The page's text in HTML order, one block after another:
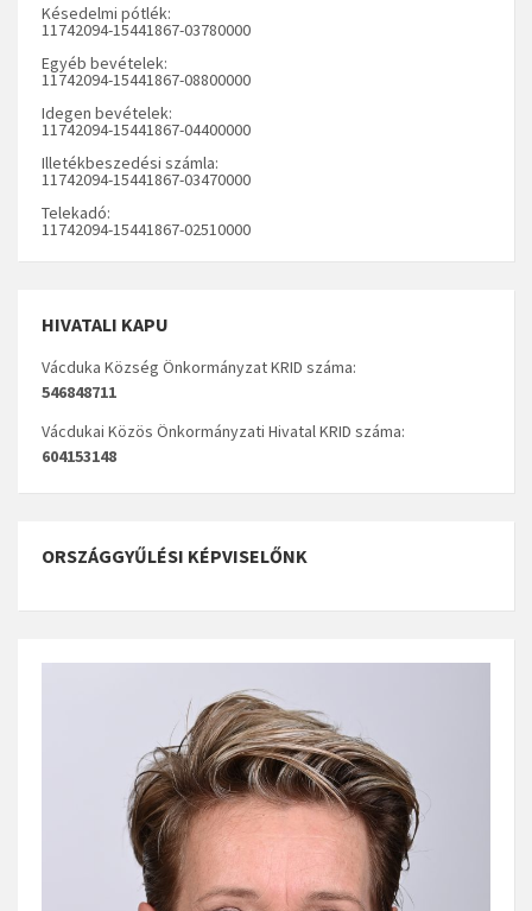
Késedelmi pótlék:
11742094-15441867-03780000
Egyéb bevételek:
11742094-15441867-08800000
Idegen bevételek:
11742094-15441867-04400000
Illetékbeszedési számla:
11742094-15441867-03470000
Telekadó:
11742094-15441867-02510000
HIVATALI KAPU
Vácduka Község Önkormányzat KRID száma:
546848711
Vácdukai Közös Önkormányzati Hivatal KRID száma:
604153148
ORSZÁGGYŰLÉSI KÉPVISELŐNK